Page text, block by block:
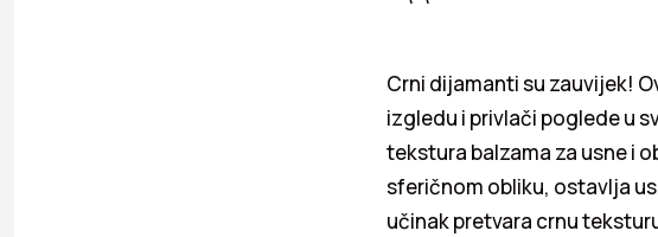
Crni dijamanti su zauvijek!
izgledu i privlači poglede u
tekstura balzama za usne i
sferičnom obliku, ostavlja
učinak pretvara crnu